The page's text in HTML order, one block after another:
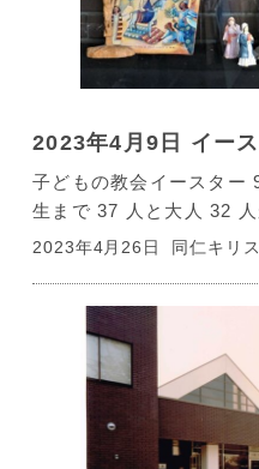
2023年4月9日 イー
子どもの教会イースター
生まで 37 人と大人 32
2023年4月26日 同仁キリ